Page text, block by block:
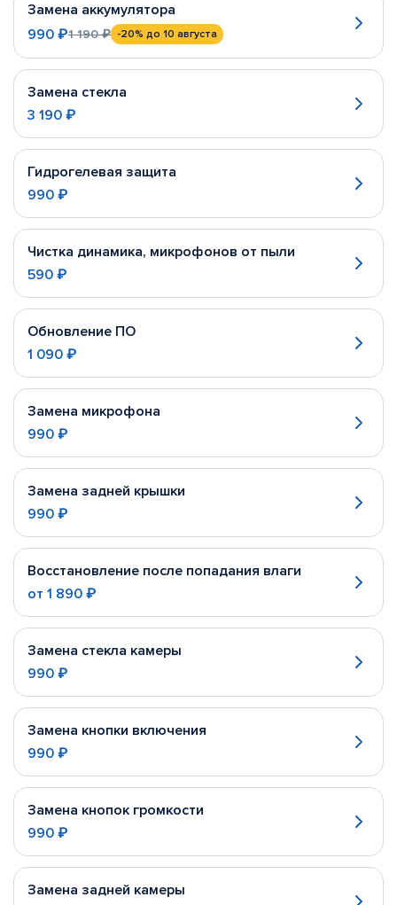
Замена аккумулятора
990 ₽1 190 ₽ -20% до 10 августа
Замена стекла
3 190 ₽
Гидрогелевая защита
990 ₽
Чистка динамика, микрофонов от пыли
590 ₽
Обновление ПО
1 090 ₽
Замена микрофона
990 ₽
Замена задней крышки
990 ₽
Восстановление после попадания влаги
от 1 890 ₽
Замена стекла камеры
990 ₽
Замена кнопки включения
990 ₽
Замена кнопок громкости
990 ₽
Замена задней камеры